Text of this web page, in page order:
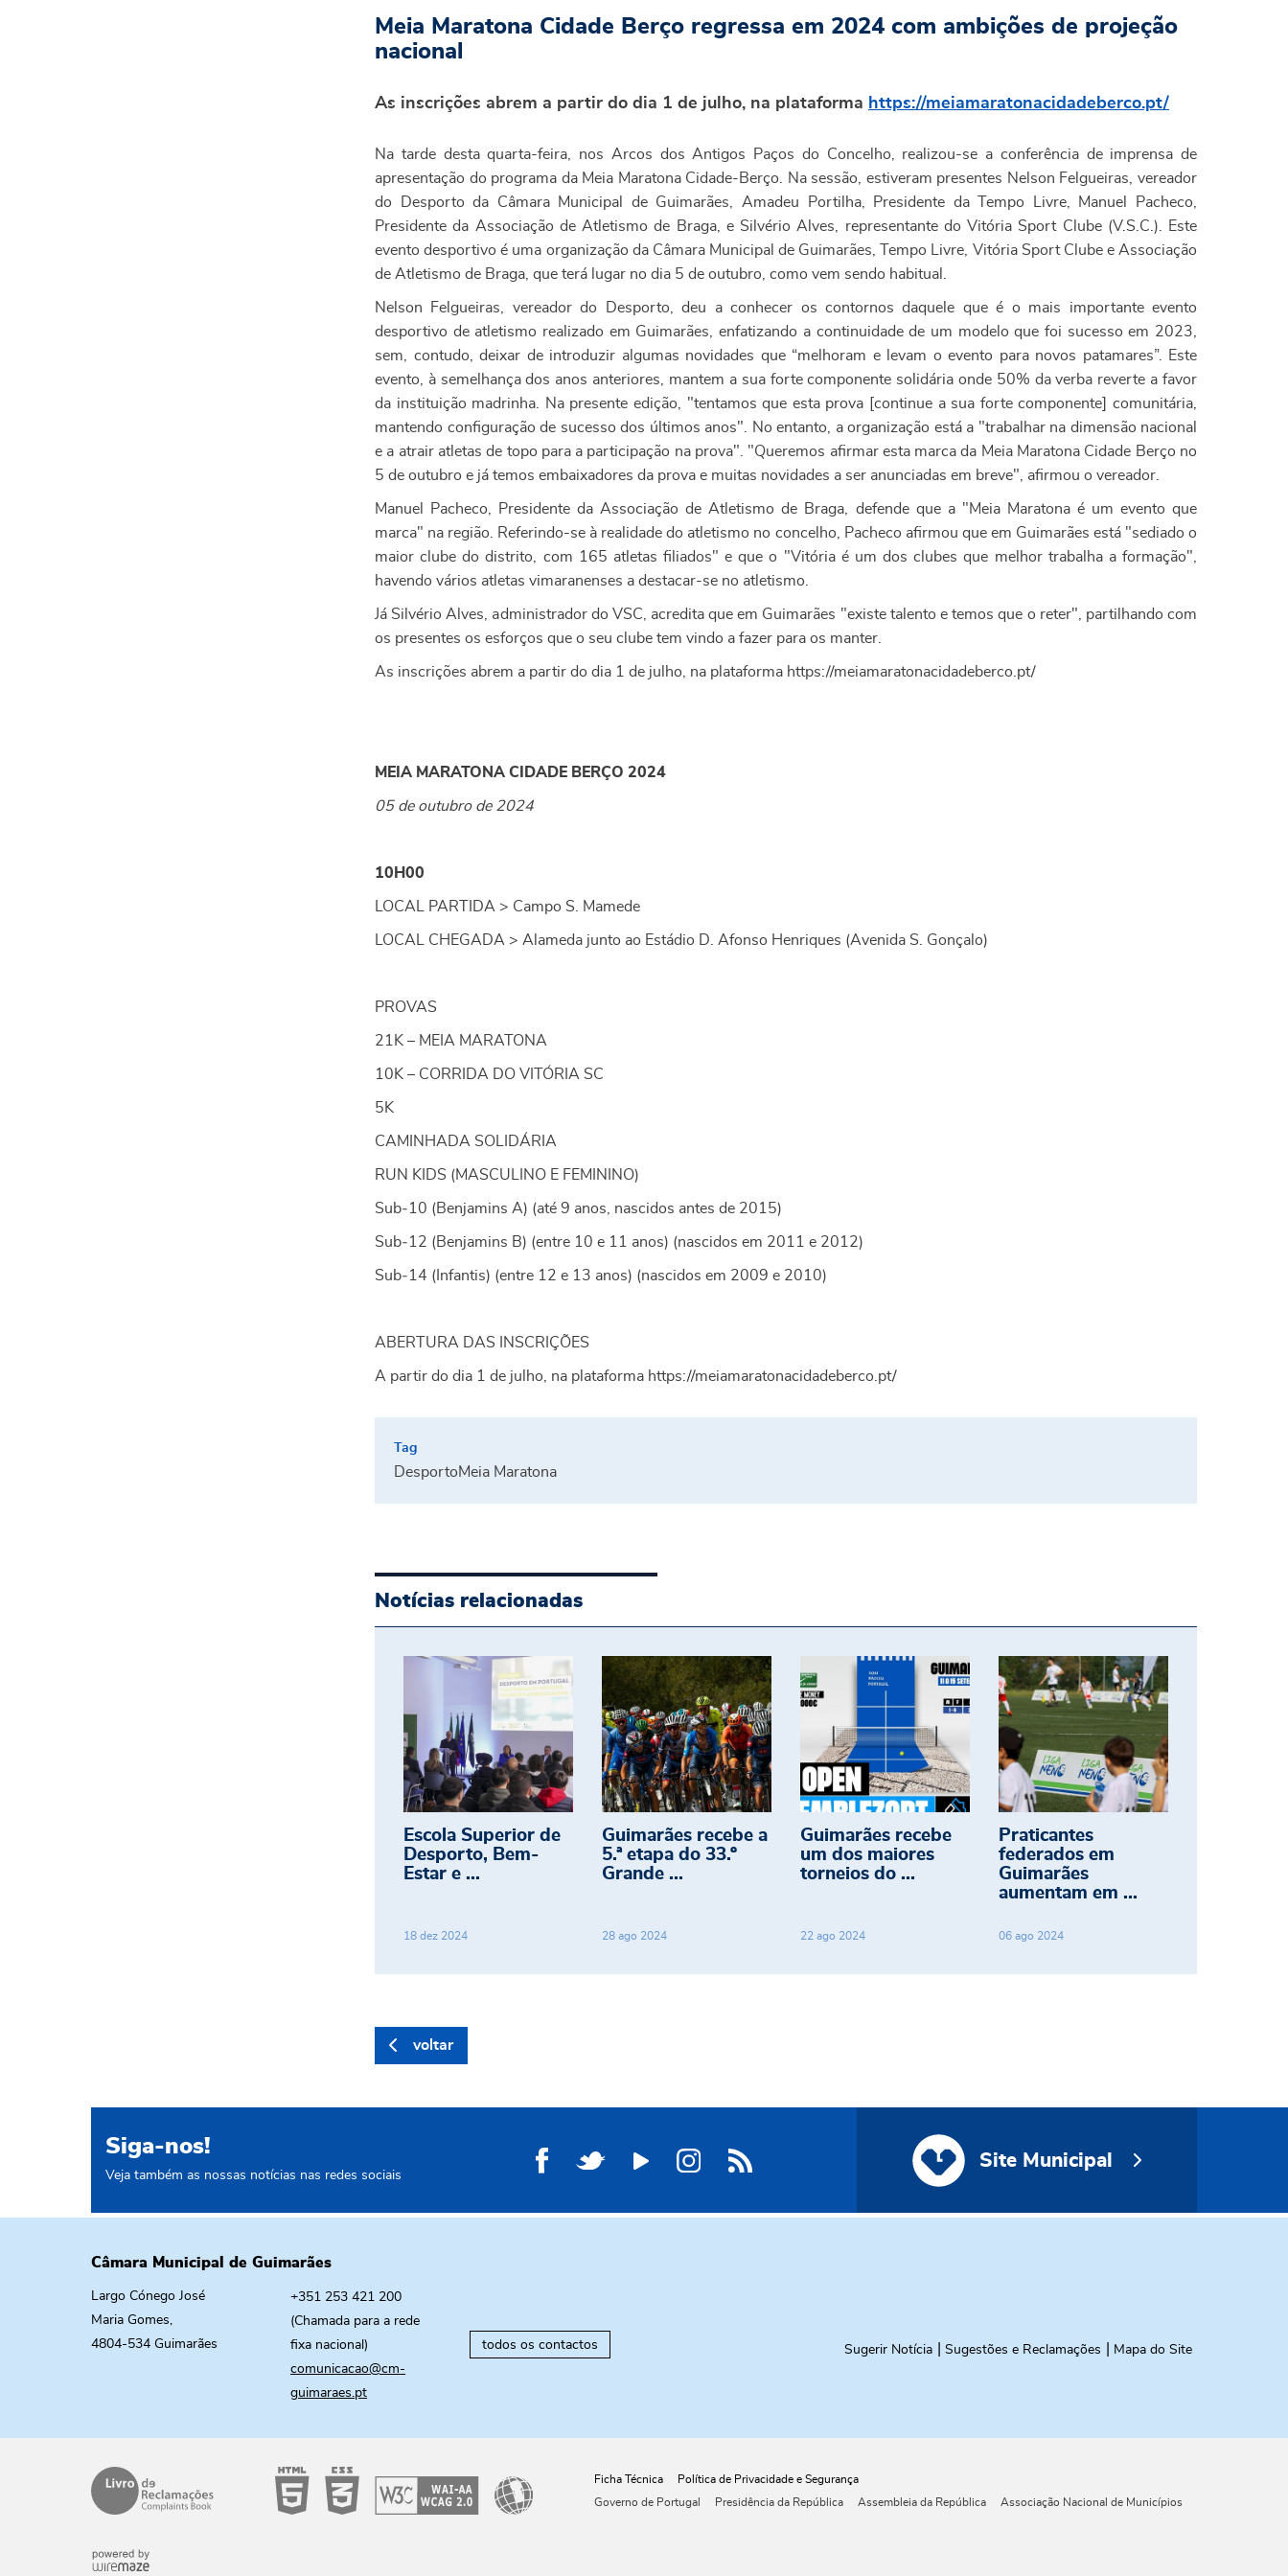
Meia Maratona Cidade Berço regressa em 2024 com ambições de projeção
nacional
As inscrições abrem a partir do dia 1 de julho, na plataforma https://meiamaratonacidadeberco.pt/
Na tarde desta quarta-feira, nos Arcos dos Antigos Paços do Concelho, realizou-se a conferência de imprensa de
apresentação do programa da Meia Maratona Cidade-Berço. Na sessão, estiveram presentes Nelson Felgueiras, vereador
do Desporto da Câmara Municipal de Guimarães, Amadeu Portilha, Presidente da Tempo Livre, Manuel Pacheco,
Presidente da Associação de Atletismo de Braga, e Silvério Alves, representante do Vitória Sport Clube (V.S.C.). Este
evento desportivo é uma organização da Câmara Municipal de Guimarães, Tempo Livre, Vitória Sport Clube e Associação
de Atletismo de Braga, que terá lugar no dia 5 de outubro, como vem sendo habitual.
Nelson Felgueiras, vereador do Desporto, deu a conhecer os contornos daquele que é o mais importante evento
desportivo de atletismo realizado em Guimarães, enfatizando a continuidade de um modelo que foi sucesso em 2023,
sem, contudo, deixar de introduzir algumas novidades que “melhoram e levam o evento para novos patamares”. Este
evento, à semelhança dos anos anteriores, mantem a sua forte componente solidária onde 50% da verba reverte a favor
da instituição madrinha. Na presente edição, "tentamos que esta prova [continue a sua forte componente] comunitária,
mantendo configuração de sucesso dos últimos anos". No entanto, a organização está a "trabalhar na dimensão nacional
e a atrair atletas de topo para a participação na prova". "Queremos afirmar esta marca da Meia Maratona Cidade Berço no
5 de outubro e já temos embaixadores da prova e muitas novidades a ser anunciadas em breve", afirmou o vereador.
Manuel Pacheco, Presidente da Associação de Atletismo de Braga, defende que a "Meia Maratona é um evento que
marca" na região. Referindo-se à realidade do atletismo no concelho, Pacheco afirmou que em Guimarães está "sediado o
maior clube do distrito, com 165 atletas filiados" e que o "Vitória é um dos clubes que melhor trabalha a formação",
havendo vários atletas vimaranenses a destacar-se no atletismo.
Já Silvério Alves, administrador do VSC, acredita que em Guimarães "existe talento e temos que o reter", partilhando com
os presentes os esforços que o seu clube tem vindo a fazer para os manter.
As inscrições abrem a partir do dia 1 de julho, na plataforma https://meiamaratonacidadeberco.pt/
MEIA MARATONA CIDADE BERÇO 2024
05 de outubro de 2024
10H00
LOCAL PARTIDA > Campo S. Mamede
LOCAL CHEGADA > Alameda junto ao Estádio D. Afonso Henriques (Avenida S. Gonçalo)
PROVAS
21K – MEIA MARATONA
10K – CORRIDA DO VITÓRIA SC
5K
CAMINHADA SOLIDÁRIA
RUN KIDS (MASCULINO E FEMININO)
Sub‐10 (Benjamins A) (até 9 anos, nascidos antes de 2015)
Sub‐12 (Benjamins B) (entre 10 e 11 anos) (nascidos em 2011 e 2012)
Sub‐14 (Infantis) (entre 12 e 13 anos) (nascidos em 2009 e 2010)
ABERTURA DAS INSCRIÇÕES
A partir do dia 1 de julho, na plataforma https://meiamaratonacidadeberco.pt/
DesportoMeia Maratona
Notícias relacionadas
Escola Superior de Desporto, Bem-Estar e Sistemas Biomédicos do IPCA promove reflexão sobre o
Escola Superior de
Desporto, Bem-
Estar e ...
18 dez 2024
Guimarães recebe a 5.ª etapa do 33.º Grande Prémio de Ciclismo Jornal de
Guimarães recebe a
5.ª etapa do 33.º
Grande ...
28 ago 2024
Guimarães recebe um dos maiores torneios do Circuito
Guimarães recebe
um dos maiores
torneios do ...
22 ago 2024
Praticantes federados em
Praticantes
federados em
Guimarães
aumentam em ...
06 ago 2024
voltar
Siga-nos!
Veja também as nossas notícias nas redes sociais
Site Municipal
Câmara Municipal de Guimarães
Largo Cónego José
Maria Gomes,
4804-534 Guimarães
+351 253 421 200
(Chamada para a rede
fixa nacional)
comunicacao@cm-
guimaraes.pt
todos os contactos Sugerir Notícia Sugestões e Reclamações Mapa do Site
Ficha Técnica
Política de Privacidade e Segurança
Governo de Portugal
Presidência da República Assembleia da República Associação Nacional de Municípios